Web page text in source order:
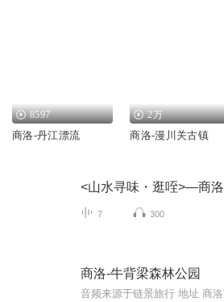
8597
商洛-丹江漂流
2万
商洛-漫川关古镇
<山水寻味・逛咥>—商洛
7 300
商洛-牛背梁森林公园